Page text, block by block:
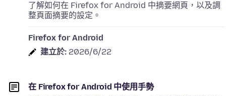
了解如何在 Firefox for Android 中摘要網頁，以及調
整頁面摘要的設定。
Firefox for Android
建立於: 2026/6/22
在 Firefox for Android 中使用手勢